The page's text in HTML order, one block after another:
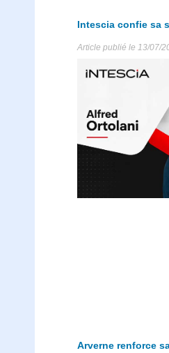
Intescia confie sa
Article publié le 13/07/
Arverne renforce